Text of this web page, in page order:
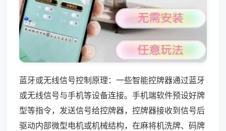
蓝牙或无线信号控制原理：一些智能控牌器通过蓝牙
或无线信号与手机等设备连接。手机端软件预设好牌
型等指令，发送信号给控牌器，控牌器接收到信号后
驱动内部微型电机或机械结构，在麻将机洗牌、码牌